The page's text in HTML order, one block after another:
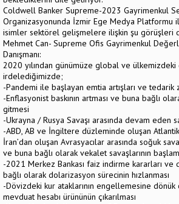
Coldwell Banker Supreme-2023 Gayrimenkul
Organizasyonunda İzmir Ege Medya Platformu
isimler sektörel gelişmelere ilişkin şu görüşleri
Mehmet Can- Supreme Ofis Gayrimenkul
Danışmanı:
2020 yılından günümüze global ve
irdelediğimizde;
-Pandemi ile başlayan emtia artışları ve tedarik
-Enflasyonist baskının artması ve buna bağlı
gitmesi
-Ukrayna / Rusya Savaşı arasında devam eden
-ABD, AB ve İngiltere düzleminde oluşan
İran’dan oluşan Avrasyacılar arasında soğuk
ve buna bağlı olarak vekalet savaşlarının
-2021 Merkez Bankası faiz indirme kararları ve
bağlı olarak dolarizasyon sürecinin hızlanması
-Dövizdeki kur ataklarının engellemesine dönük
mevduat hesabı ürününün çıkarılması